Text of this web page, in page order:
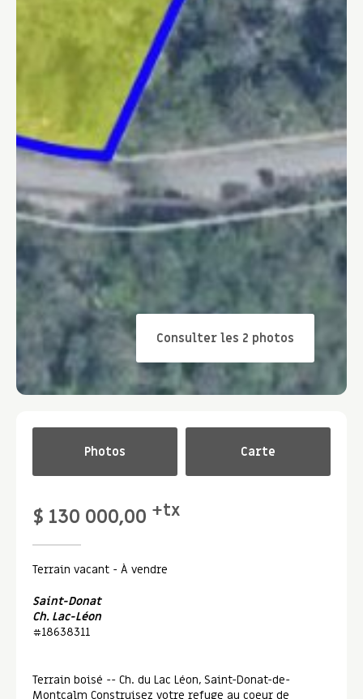
Consulter les 2 photos
Photos Carte
$ 130 000,00 +tx
Terrain vacant - À vendre
Saint-Donat
Ch. Lac-Léon
#18638311
Terrain boisé -- Ch. du Lac Léon, Saint-Donat-de-
Montcalm Construisez votre refuge au coeur de